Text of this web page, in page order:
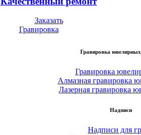
Заказать
Гравировка
Гравировка ювелирных
Гравировка
Алмазная гравировка
Лазерная гравировка
Надписи
Надписи для